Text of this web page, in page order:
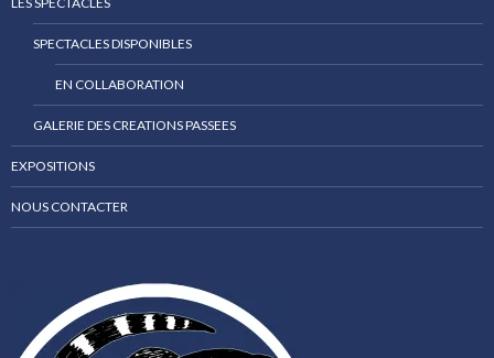
SPECTACLES DISPONIBLES
EN COLLABORATION
GALERIE DES CREATIONS PASSEES
EXPOSITIONS
NOUS CONTACTER